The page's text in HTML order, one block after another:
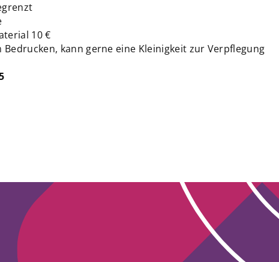
10 €
Bedrucken, kann gerne eine Kleinigkeit zur Verpflegung